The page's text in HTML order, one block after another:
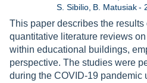
S. Sibilio B. Matusiak -
This paper describes the results
quantitative literature reviews
within educational buildings,
perspective. The studies were
during the COVID-19 pandemic